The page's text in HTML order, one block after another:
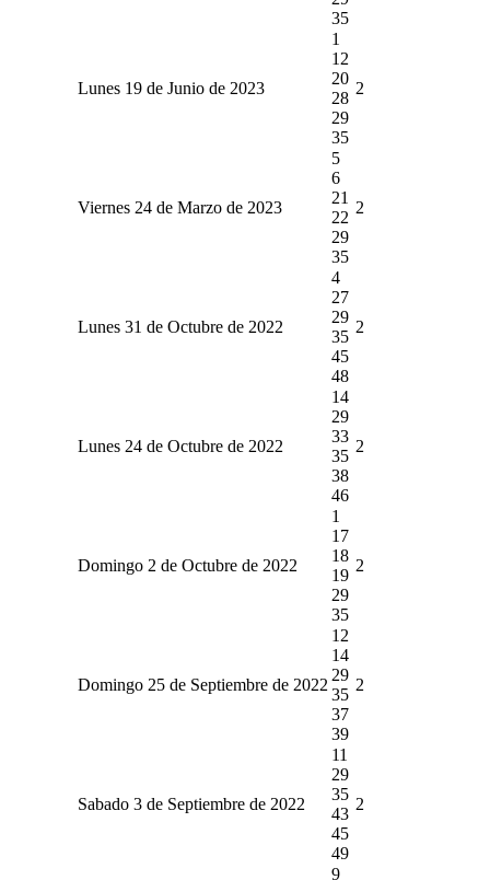
35
Lunes 19 de Junio de 2023
1
12
20
28
29
35
2
Viernes 24 de Marzo de 2023
5
6
21
22
29
35
2
Lunes 31 de Octubre de 2022
4
27
29
35
45
48
2
Lunes 24 de Octubre de 2022
14
29
33
35
38
46
2
Domingo 2 de Octubre de 2022
1
17
18
19
29
35
2
Domingo 25 de Septiembre de 2022
12
14
29
35
37
39
2
Sabado 3 de Septiembre de 2022
11
29
35
43
45
49
2
9